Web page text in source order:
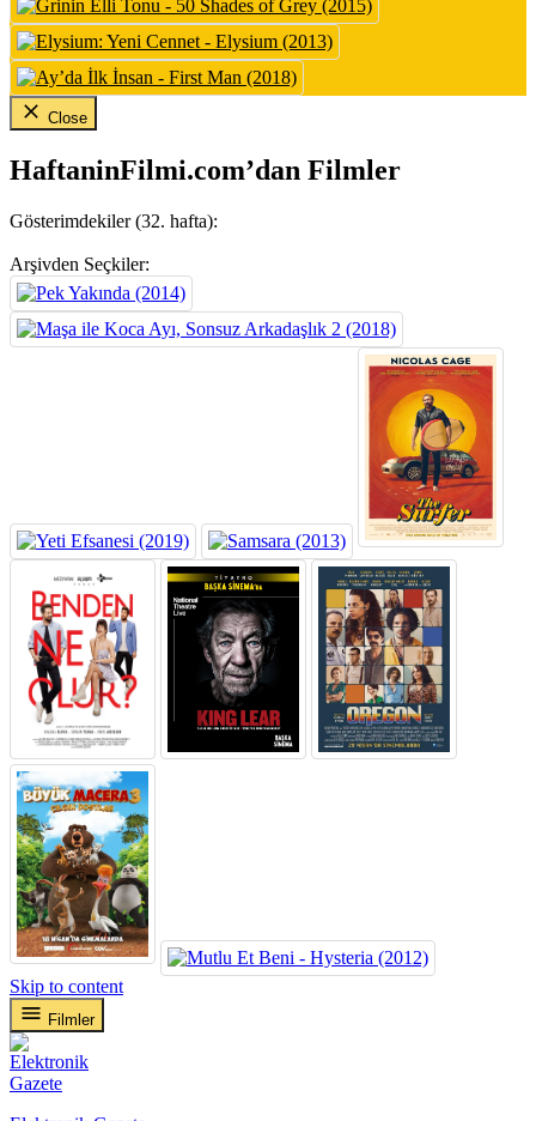
Close
HaftaninFilmi.com’dan Filmler
Gösterimdekiler (32. hafta):
Arşivden Seçkiler:
Skip to content
Filmler